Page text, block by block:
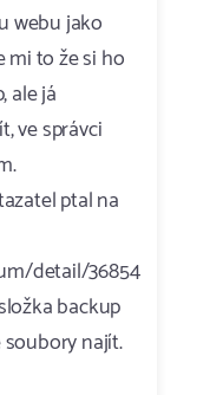
webu jako
mi to že si ho
ale já
ve správci
ptal na
detail/36854
backup
najít.